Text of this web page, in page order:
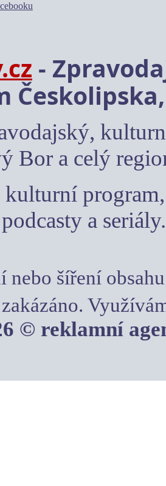
-
Bor a celý
kulturní
a seriály.
nebo šíření
© reklamní